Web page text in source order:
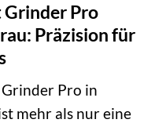
Grinder Pro
Präzision für
Grinder Pro in
mehr als nur eine